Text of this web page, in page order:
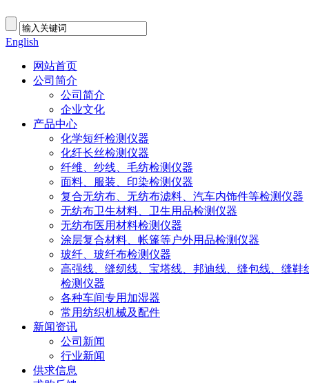
English
网站首页
公司简介
公司简介
企业文化
产品中心
化学短纤检测仪器
化纤长丝检测仪器
纤维、纱线、毛纺检测仪器
面料、服装、印染检测仪器
复合无纺布、无纺布滤料、汽车内饰件等检测仪器
无纺布卫生材料、卫生用品检测仪器
无纺布医用材料检测仪器
涂层复合材料、帐篷等户外用品检测仪器
玻纤、玻纤布检测仪器
高强线、缝纫线、宝塔线、邦迪线、缝包线、缝鞋
检测仪器
各种车间专用加湿器
常用纺织机械及配件
新闻资讯
公司新闻
行业新闻
供求信息